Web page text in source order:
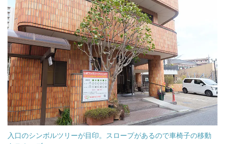
入口のシンボルツリーが目印。スロープがあるので車椅子の移動